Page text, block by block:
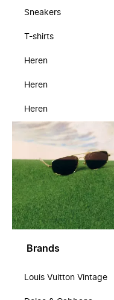
Sneakers
T-shirts
Heren
Heren
Heren
Brands
Louis Vuitton Vintage